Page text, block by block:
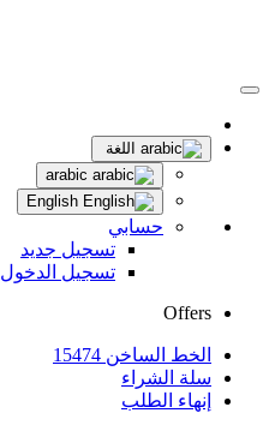
اللغة
حسابي
تسجيل جديد
تسجيل الدخول
Offers
الخط الساخن 15474
سلة الشراء
إنهاء الطلب